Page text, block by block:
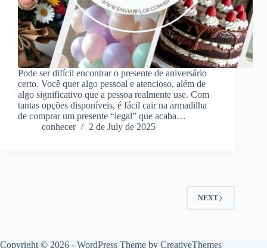
Pode ser difícil encontrar o presente de aniversário
certo. Você quer algo pessoal e atencioso, além de
algo significativo que a pessoa realmente use. Com
tantas opções disponíveis, é fácil cair na armadilha
de comprar um presente “legal” que acaba…
conhecer
2 de July de 2025
NEXT
Copyright © 2026 - WordPress Theme by CreativeThemes